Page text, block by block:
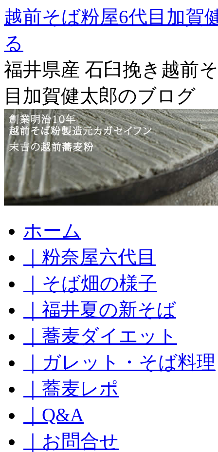
越前そば粉屋6代目加賀
る
福井県産 石臼挽き越前
目加賀健太郎のブログ
ン
ツ
ス
プ
ホーム
｜粉奈屋六代目
｜そば畑の様子
｜福井夏の新そば
｜蕎麦ダイエット
｜ガレット・そば料理
｜蕎麦レポ
｜Q&A
｜お問合せ